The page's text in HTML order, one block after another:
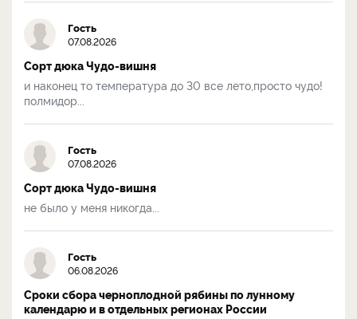
Гость
07.08.2026
Сорт дюка Чудо-вишня
и наконец то температура до 30 все лето,просто чудо!
полмидор...
Гость
07.08.2026
Сорт дюка Чудо-вишня
не было у меня никогда...
Гость
06.08.2026
Сроки сбора черноплодной рябины по лунному
календарю и в отдельных регионах России